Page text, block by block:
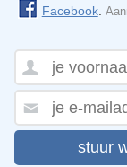
Facebook.
stuur